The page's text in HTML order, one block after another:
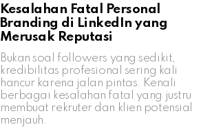
Kesalahan Fatal Personal
Branding di LinkedIn yang
Merusak Reputasi
Bukan soal followers yang sedikit,
kredibilitas profesional sering kali
hancur karena jalan pintas. Kenali
berbagai kesalahan fatal yang justru
membuat rekruter dan klien potensial
menjauh.